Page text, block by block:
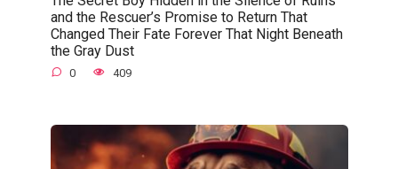
and the Rescuer’s Promise to Return That
Changed Their Fate Forever That Night Beneath
the Gray Dust
0 409